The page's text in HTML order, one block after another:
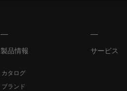
製品情報
カタログ
ブランド
サービス